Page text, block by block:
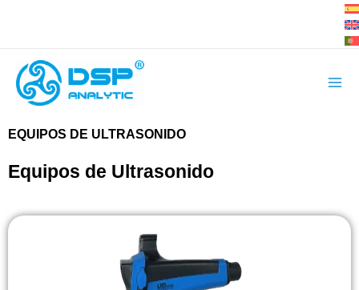
EQUIPOS DE ULTRASONIDO
Equipos de Ultrasonido